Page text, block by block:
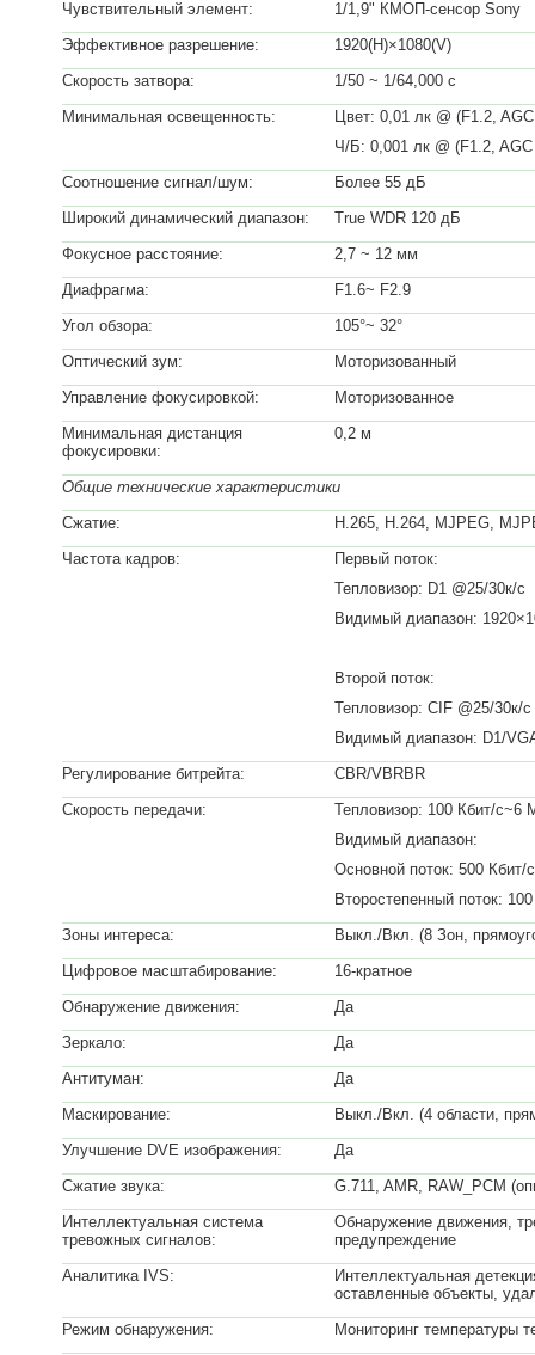
Чувствительный элемент:
1/1,9" КМОП-сенсор Sony
Эффективное разрешение:
1920(H)×1080(V)
Скорость затвора:
1/50 ~ 1/64,000 с
Минимальная освещенность:
Цвет: 0,01 лк @ (F1.2,
Ч/Б: 0,001 лк @ (F1.2, AGC
Соотношение сигнал/шум:
Более 55 дБ
Широкий динамический диапазон:
True WDR 120 дБ
Фокусное расстояние:
2,7 ~ 12 мм
Диафрагма:
F1.6~ F2.9
Угол обзора:
105°~ 32°
Оптический зум:
Моторизованный
Управление фокусировкой:
Моторизованное
Минимальная дистанция
фокусировки:
0,2 м
Общие технические характеристики
Сжатие:
H.265, H.264, MJPEG,
Частота кадров:
Первый поток:
Тепловизор: D1 @25/30к/с
Видимый диапазон:
Второй поток:
Тепловизор: CIF @25/30к/с
Видимый диапазон: D1/
Регулирование битрейта:
CBR/VBRBR
Скорость передачи:
Тепловизор: 100 Кбит/с~6
Видимый диапазон:
Основной поток: 500 Кбит/
Второстепенный поток:
Зоны интереса:
Выкл./Вкл. (8 Зон,
Цифровое масштабирование:
16-кратное
Обнаружение движения:
Да
Зеркало:
Да
Антитуман:
Да
Маскирование:
Выкл./Вкл. (4 области,
Улучшение DVE изображения:
Да
Сжатие звука:
G.711, AMR, RAW_PCM
Интеллектуальная система
тревожных сигналов:
Обнаружение движения,
предупреждение
Аналитика IVS:
Интеллектуальная
оставленные объекты,
Режим обнаружения:
Мониторинг температуры